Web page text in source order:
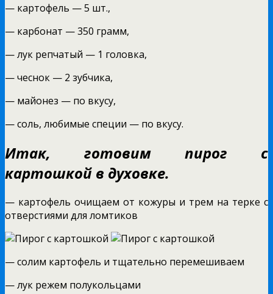
— картофель — 5 шт.,
— карбонат — 350 грамм,
— лук репчатый — 1 головка,
— чеснок — 2 зубчика,
— майонез — по вкусу,
— соль, любимые специи — по вкусу.
Итак, готовим пирог с
картошкой в духовке.
— картофель очищаем от кожуры и трем на терке с
отверстиями для ломтиков
— солим картофель и тщательно перемешиваем
— лук режем полукольцами